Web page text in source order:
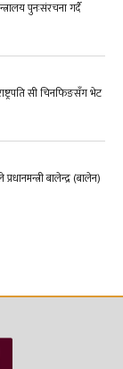
पुनःसंरचना गर्दै
सी चिनफिङसँग भेट
बालेन्द्र (बालेन)